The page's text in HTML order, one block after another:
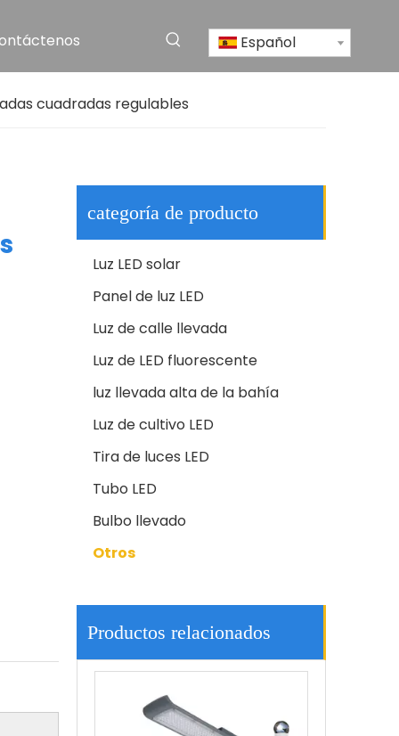
Español
cuadradas regulables
categoría de producto
Luz LED solar
Panel de luz LED
Luz de calle llevada
Luz de LED fluorescente
luz llevada alta de la bahía
Luz de cultivo LED
Tira de luces LED
Tubo LED
Bulbo llevado
Otros
Productos relacionados
Luz de calle LED solar de aluminio impermeable al aire libre IP65 de alta calidad